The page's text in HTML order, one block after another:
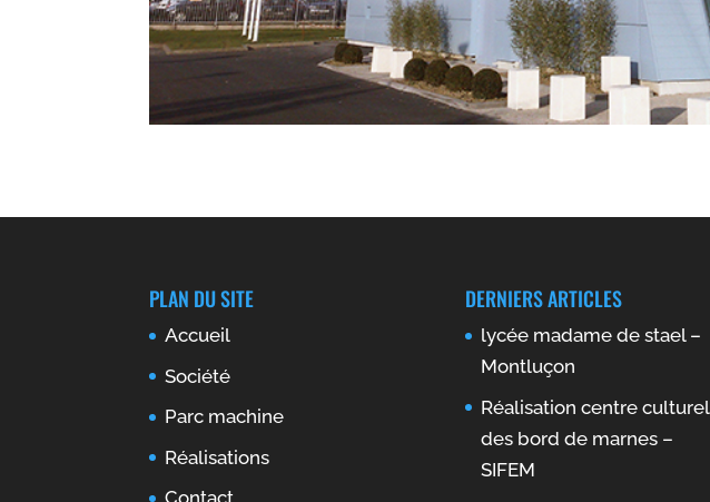
PLAN DU SITE
Accueil
Société
Parc machine
Réalisations
DERNIERS ARTICLES
lycée madame de stael –
Montluçon
Réalisation centre culturel
des bord de marnes –
SIFEM